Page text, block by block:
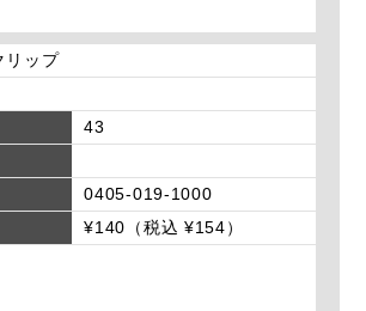
リップ
43
0405-019-1000
¥140（税込 ¥154）